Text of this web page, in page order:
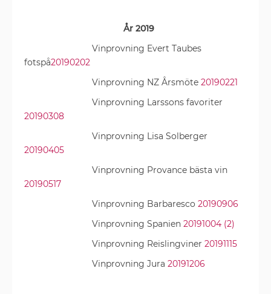
År 2019
Vinprovning Evert Taubes
fotspå20190202
Vinprovning NZ Årsmöte 20190221
Vinprovning Larssons favoriter
20190308
Vinprovning Lisa Solberger
20190405
Vinprovning Provance bästa vin
20190517
Vinprovning Barbaresco 20190906
Vinprovning Spanien 20191004 (2)
Vinprovning Reislingviner 20191115
Vinprovning Jura 20191206